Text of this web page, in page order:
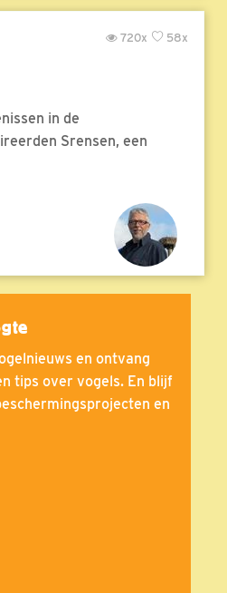
58x
720x
in de
Srensen, een
en ontvang
tips over vogels. En blijf
en